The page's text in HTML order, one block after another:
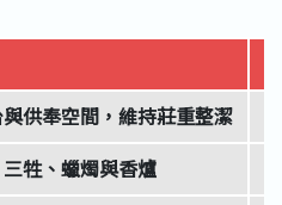
供奉空間，維持莊重整潔
牲、蠟燭與香爐